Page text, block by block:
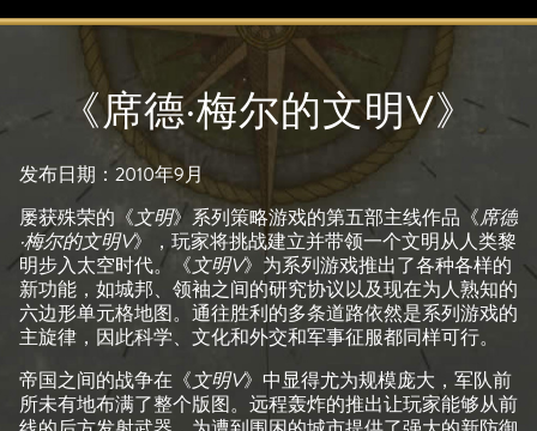
《席德·梅尔的文明V》
发布日期：2010年9月
屡获殊荣的《文明》系列策略游戏的第五部主线作品《席德
·梅尔的文明V》，玩家将挑战建立并带领一个文明从人类黎
明步入太空时代。《文明V》为系列游戏推出了各种各样的
新功能，如城邦、领袖之间的研究协议以及现在为人熟知的
六边形单元格地图。通往胜利的多条道路依然是系列游戏的
主旋律，因此科学、文化和外交和军事征服都同样可行。
帝国之间的战争在《文明V》中显得尤为规模庞大，军队前
所未有地布满了整个版图。远程轰炸的推出让玩家能够从前